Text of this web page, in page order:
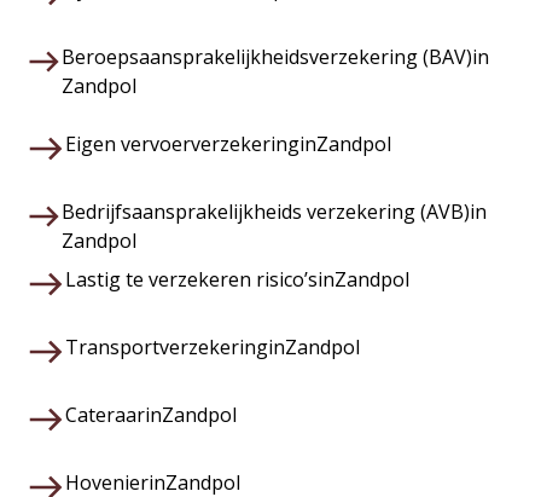
Beroepsaansprakelijkheidsverzekering (BAV)in
Zandpol
Eigen vervoerverzekeringinZandpol
Bedrijfsaansprakelijkheids verzekering (AVB)in
Zandpol
Lastig te verzekeren risico’sinZandpol
TransportverzekeringinZandpol
CateraarinZandpol
HovenierinZandpol